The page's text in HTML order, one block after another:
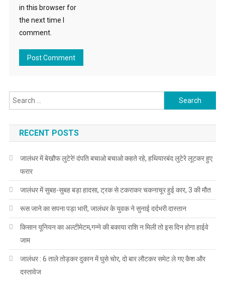
in this browser for
the next time I
comment.
Search for:
RECENT POSTS
जालंधर में बेखौफ लुटेरे! दंपति बचाओ बचाओ कहते रहे, हथियारबंद लुटेरे लूटकर हुए
फरार
जालंधर में सुबह-सुबह बड़ा हादसा, ट्रक से टकराकर चकनाचूर हुई कार, 3 की मौत
रूस जाने का सपना पड़ा भारी, जालंधर के युवक ने सुनाई दर्दभरी दास्तान
किसान यूनियन का अल्टीमेटम,गन्ने की बकाया राशि न मिली तो इस दिन होगा हाईवे
जाम
जालंधर : 6 ताले तोड़कर दुकान में घुसे चोर, दो बार लौटकर समेट ले गए कैश और
दस्तावेज